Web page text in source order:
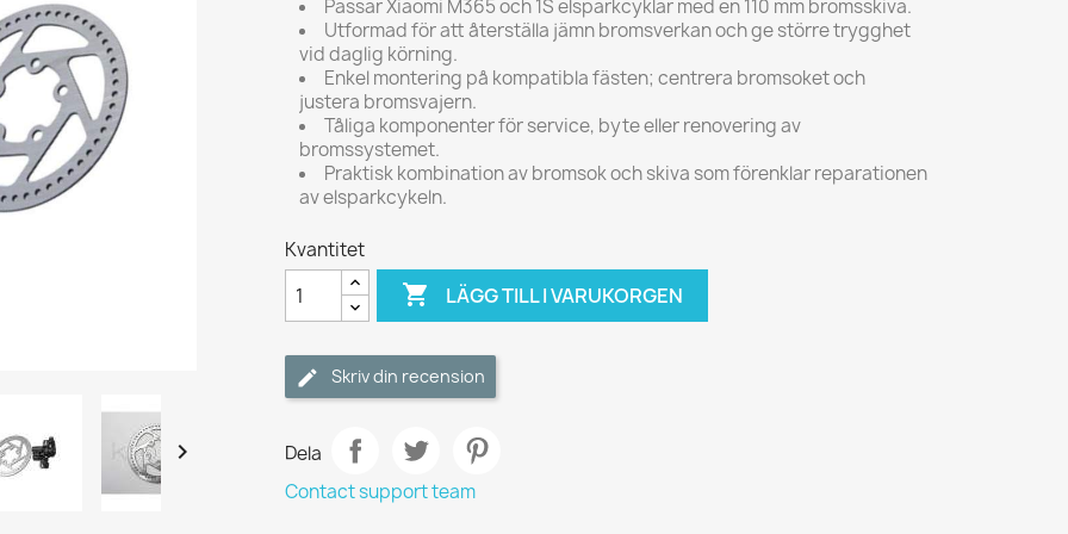

Passar Xiaomi M365 och 1S elsparkcyklar med en 110 mm bromsskiva.
Utformad för att återställa jämn bromsverkan och ge större trygghet
vid daglig körning.
Enkel montering på kompatibla fästen; centrera bromsoket och
justera bromsvajern.
Tåliga komponenter för service, byte eller renovering av
bromssystemet.
Praktisk kombination av bromsok och skiva som förenklar reparationen
av elsparkcykeln.
Kvantitet
 LÄGG TILL I VARUKORGEN
Skriv din recension
Dela
Contact support team